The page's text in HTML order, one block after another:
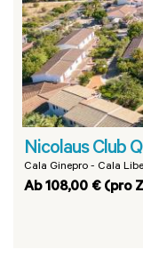
Nicolaus Club
Cala Ginepro - Cala
Ab 108,00 € (pro